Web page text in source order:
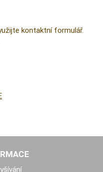
kontaktní formulář.